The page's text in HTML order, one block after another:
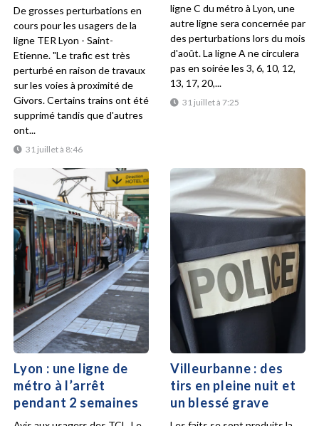
31 juillet à 8:46
De grosses perturbations en
cours pour les usagers de la
ligne TER Lyon - Saint-
Etienne. "Le trafic est très
perturbé en raison de travaux
sur les voies à proximité de
Givors. Certains trains ont été
supprimé tandis que d'autres
ont...
31 juillet à 7:25
ligne C du métro à Lyon, une
autre ligne sera concernée par
des perturbations lors du mois
d'août. La ligne A ne circulera
pas en soirée les 3, 6, 10, 12,
13, 17, 20,...
Lyon : une ligne de
métro à l’arrêt
pendant 2 semaines
Villeurbanne : des
tirs en pleine nuit et
un blessé grave